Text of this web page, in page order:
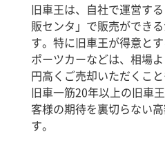
旧車王は、自社で運営す
販センタ」で販売ができ
す。特に旧車王が得意と
ポーツカーなどは、相場
円高くご売却いただくこ
旧車一筋20年以上の旧車
客様の期待を裏切らない
す。